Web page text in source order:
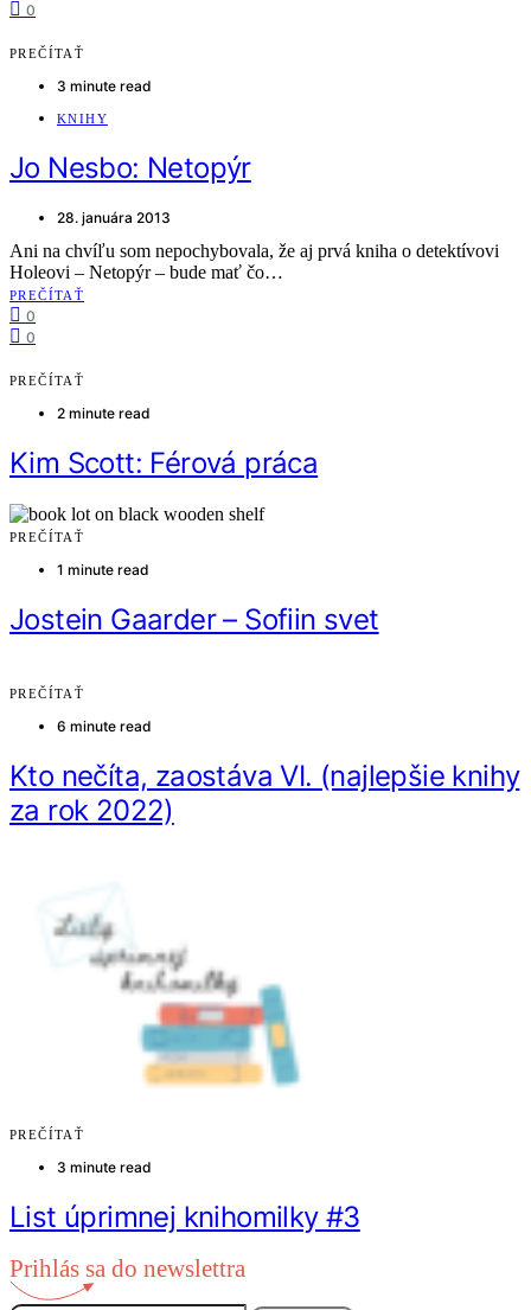
0
PREČÍTAŤ
3 minute read
KNIHY
Jo Nesbo: Netopýr
28. januára 2013
Ani na chvíľu som nepochybovala, že aj prvá kniha o detektívovi
Holeovi – Netopýr – bude mať čo…
PREČÍTAŤ
0
0
PREČÍTAŤ
2 minute read
Kim Scott: Férová práca
PREČÍTAŤ
1 minute read
Jostein Gaarder – Sofiin svet
PREČÍTAŤ
6 minute read
Kto nečíta, zaostáva VI. (najlepšie knihy
za rok 2022)
PREČÍTAŤ
3 minute read
List úprimnej knihomilky #3
Prihlás sa do newslettra